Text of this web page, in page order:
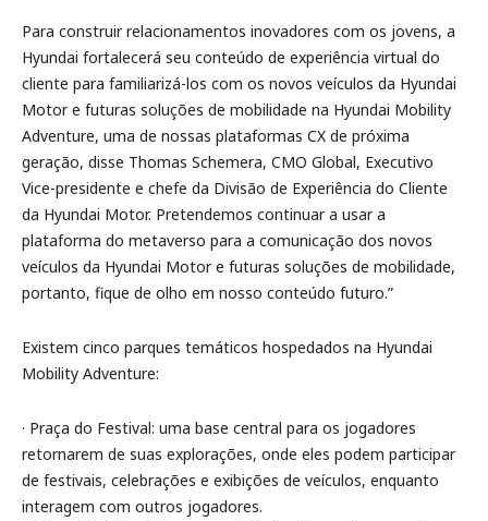
Para construir relacionamentos inovadores com os jovens, a
Hyundai fortalecerá seu conteúdo de experiência virtual do
cliente para familiarizá-los com os novos veículos da Hyundai
Motor e futuras soluções de mobilidade na Hyundai Mobility
Adventure, uma de nossas plataformas CX de próxima
geração, disse Thomas Schemera, CMO Global, Executivo
Vice-presidente e chefe da Divisão de Experiência do Cliente
da Hyundai Motor. Pretendemos continuar a usar a
plataforma do metaverso para a comunicação dos novos
veículos da Hyundai Motor e futuras soluções de mobilidade,
portanto, fique de olho em nosso conteúdo futuro.”
Existem cinco parques temáticos hospedados na Hyundai
Mobility Adventure:
· Praça do Festival: uma base central para os jogadores
retornarem de suas explorações, onde eles podem participar
de festivais, celebrações e exibições de veículos, enquanto
interagem com outros jogadores.